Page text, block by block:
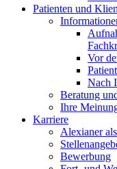
Patienten und
Vor
Nach
Beratung
Ihre
Karriere
Alexianer
Bewerbung